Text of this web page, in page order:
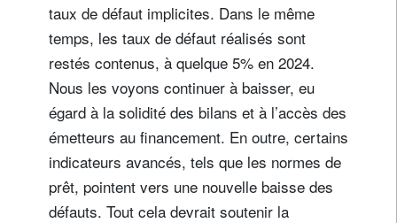
taux de défaut implicites. Dans le même
temps, les taux de défaut réalisés sont
restés contenus, à quelque 5% en 2024.
Nous les voyons continuer à baisser, eu
égard à la solidité des bilans et à l’accès des
émetteurs au financement. En outre, certains
indicateurs avancés, tels que les normes de
prêt, pointent vers une nouvelle baisse des
défauts. Tout cela devrait soutenir la
Civilité Prénom
Nom
Pays de résidence
Je ne suis pas résident ou citoyen des Etats-Unis